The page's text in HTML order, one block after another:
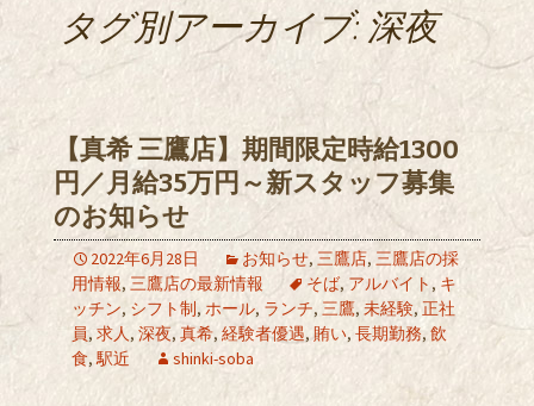
タグ別アーカイブ: 深夜
【真希 三鷹店】期間限定時給1300
円／月給35万円～新スタッフ募集
のお知らせ
2022年6月28日 お知らせ, 三鷹店, 三鷹店の採
用情報, 三鷹店の最新情報 そば, アルバイト , キ
ッチン, シフト制, ホール, ランチ, 三鷹, 未経験,正社
員, 求人, 深夜, 真希, 経験者優遇,賄い, 長期勤務, 飲
食,駅近 shinki-soba